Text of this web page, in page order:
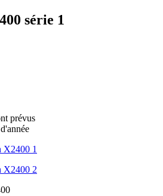
série 1
prévus